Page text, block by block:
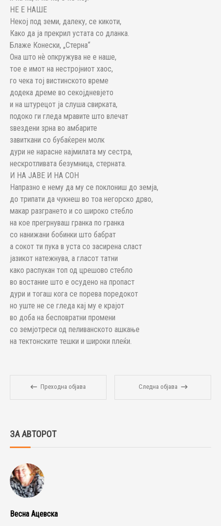
НЕ Е НАШЕ
Некој под земи, далеку, се кикоти,
Како да ја прекрил устата со дланка.
Блаже Конески, „Стерна“
Она што нѐ опкружува не е наше,
тое е имот на нестројниот хаос,
го чека тој вистинското време
додека дреме во секојдневјето
и на штурецот ја слуша свирката,
подоко ги гледа мравите што влечат
ѕвездени зрна во амбарите
завиткани со бубаќерен молк
дури не нарасне најмилата му сестра,
нескротливата безумница, стерната.
И НA ЈАВЕ И НА СОН
Напразно е нему да му се поклониш до земја,
до трипати да чукнеш во тоа негорско дрво,
макар разгрането и со широко стебло
на кое прегрнуваш гранка по гранка
со нанижани бобинки што бабрат
а сокот ти пука в уста со засирена сласт
јазикот натежнува, а гласот татни
како распукан топ од црешово стебло
во востание што е осудено на пропаст
дури и тогаш кога се порева поредокот
но уште не се гледа кај му е крајот
во доба на бесповратни промени
со земјотреси од пеливанското ашкање
на тектонските тешки и широки плеќи.
Преходна објава Следна објава
ЗА АВТОРОТ
Весна Ацевска